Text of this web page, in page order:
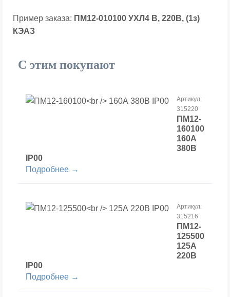
Пример заказа: ПМ12-010100 УХЛ4 В, 220В, (1з)
КЭАЗ
С этим покупают
Артикул:
315220
ПМ12-
160100
160А
380В
IP00
Подробнее →
Артикул:
315216
ПМ12-
125500
125А
220В
IP00
Подробнее →